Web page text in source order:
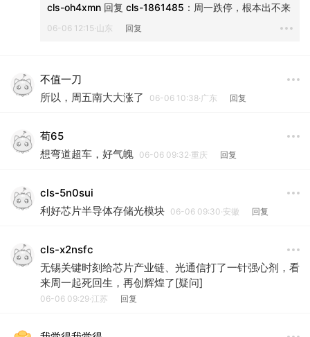
cls-oh4xmn 回复 cls-1861485 ： 周一跌停，根本出不来
06-06 12:15·山东 回复
不值一刀
所以，周五南大大涨了
06-06 10:38·广东 回复
荀65
想弯道超车，好气魄 06-06 09:32·重庆 回复
cls-5n0sui
利好芯片半导体存储光模块 06-06 09:30·安徽 回复
cls-x2nsfc
无锡关键时刻给芯片产业链、光通信打了一针强心剂，看
来周一起死回生，再创辉煌了[疑问]
06-06 09:29·江苏 回复